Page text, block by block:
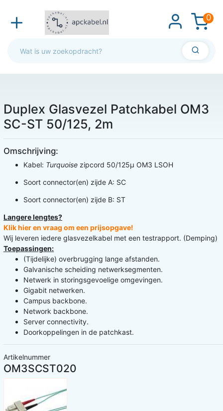
0
Duplex Glasvezel Patchkabel OM3
SC-ST 50/125, 2m
Omschrijving:
Kabel: Turquoise zipcord 50/125µ OM3 LSOH
Soort connector(en) zijde A: SC
Soort connector(en) zijde B: ST
Langere lengtes?
Klik hier en vraag om een prijsopgave!
Wij leveren iedere glasvezelkabel met een testrapport. (Demping)
Toepassingen:
(Tijdelijke) overbrugging lange afstanden.
Galvanische scheiding netwerksegmenten.
Netwerk in storingsgevoelige omgevingen.
Gigabit netwerken.
Campus backbone.
Network backbone.
Server connectivity.
Doorkoppelingen in de patchkast.
Artikelnummer
OM3SCST020